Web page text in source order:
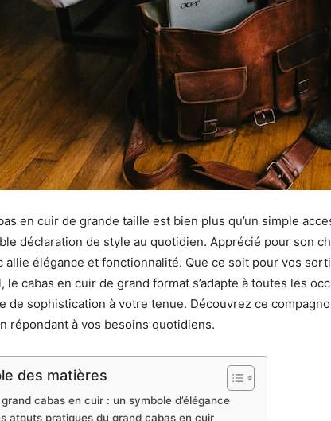
en cuir de grande taille est bien plus qu’un simple
déclaration de style au quotidien. Apprécié pour son
allie élégance et fonctionnalité. Que ce soit pour vos
le cabas en cuir de grand format s’adapte à toutes les
de sophistication à votre tenue. Découvrez ce
répondant à vos besoins quotidiens.
des matières
grand cabas en cuir : un symbole d’élégance
atouts pratiques du grand cabas en cuir